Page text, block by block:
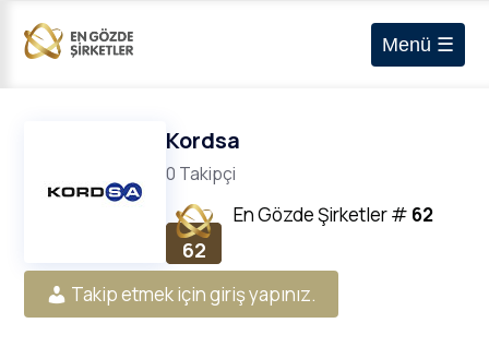
Menü ☰
Kordsa
0 Takipçi
62
En Gözde Şirketler# 62
Takip etmek için giriş yapınız.